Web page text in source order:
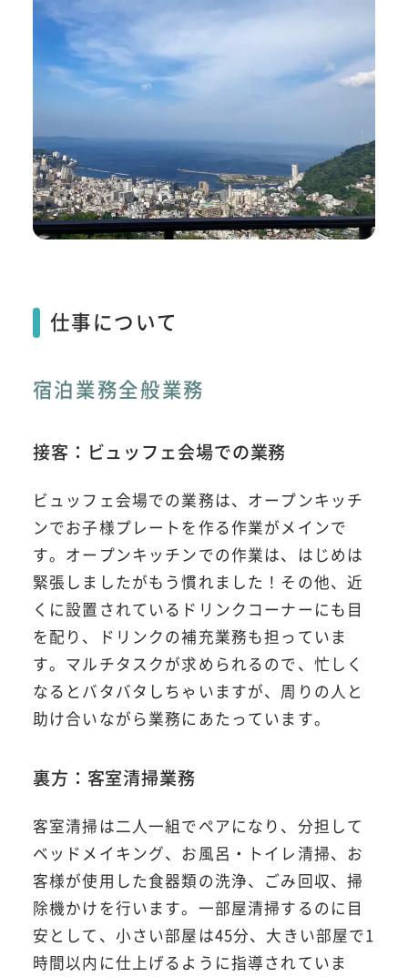
仕事について
宿泊業務全般業務
接客：ビュッフェ会場での業務
ビュッフェ会場での業務は、オープンキッチ
ンでお子様プレートを作る作業がメインで
す。オープンキッチンでの作業は、はじめは
緊張しましたがもう慣れました！その他、近
くに設置されているドリンクコーナーにも目
を配り、ドリンクの補充業務も担っていま
す。マルチタスクが求められるので、忙しく
なるとバタバタしちゃいますが、周りの人と
助け合いながら業務にあたっています。
裏方：客室清掃業務
客室清掃は二人一組でペアになり、分担して
ベッドメイキング、お風呂・トイレ清掃、お
客様が使用した食器類の洗浄、ごみ回収、掃
除機かけを行います。一部屋清掃するのに目
安として、小さい部屋は45分、大きい部屋で1
時間以内に仕上げるように指導されていま